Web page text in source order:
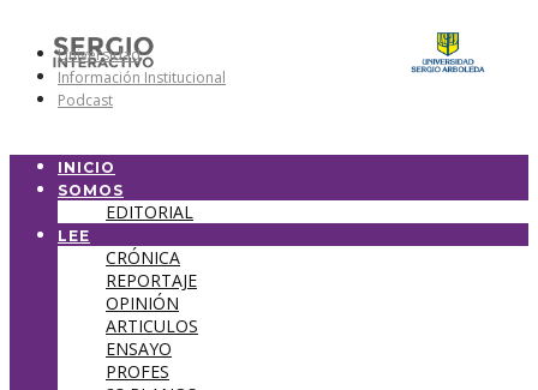
Universidad
Información Institucional
Podcast
INICIO
SOMOS
EDITORIAL
LEE
CRÓNICA
REPORTAJE
OPINIÓN
ARTICULOS
ENSAYO
PROFES